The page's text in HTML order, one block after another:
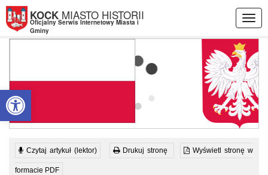
Otwórz pasek narzędzi
KOCK MIASTO HISTORII
Oficjalny Serwis Internetowy Miasta i
Gminy
Czytaj artykuł (lektor) Drukuj stronę Wyświetl stronę w
formacie PDF